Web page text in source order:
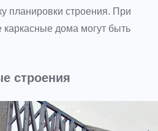
планировки строения. При
каркасные дома могут быть
строения